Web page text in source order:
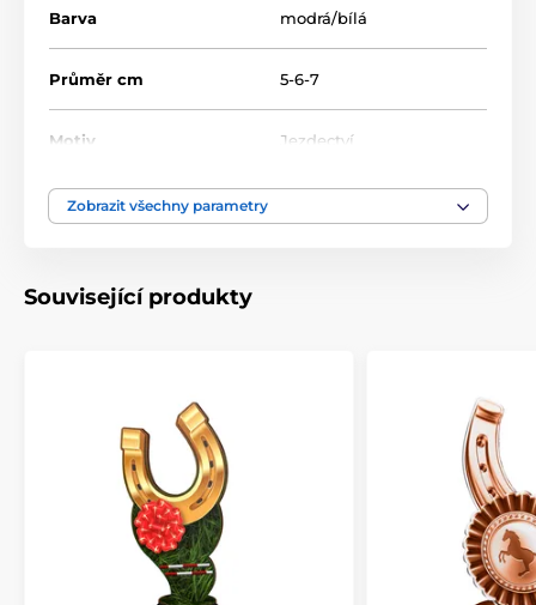
Barva modrá/bílá
Průměr cm 5-6-7
Motiv Jezdectví
Typ ocenění
Zobrazit všechny parametry
Související produkty